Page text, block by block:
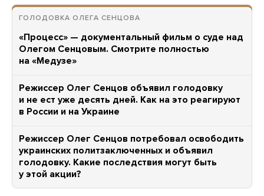
ГОЛОДОВКА ОЛЕГА СЕНЦОВА
«Процесс» — документальный фильм о суде над
Олегом Сенцовым. Смотрите полностью
на «Медузе»
Режиссер Олег Сенцов объявил голодовку
и не ест уже десять дней. Как на это реагируют
в России и на Украине
Режиссер Олег Сенцов потребовал освободить
украинских политзаключенных и объявил
голодовку. Какие последствия могут быть
у этой акции?